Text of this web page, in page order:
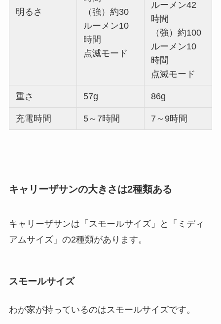
明るさ
（強）約30
ルーメン10
時間
点滅モード
ルーメン42
時間
（強）約100
ルーメン10
時間
点滅モード
重さ 57g 86g
充電時間 5～7時間 7～9時間
キャリーザサンの大きさは2種類ある
キャリーザサンは「スモールサイズ」と「ミディ
アムサイズ」の2種類があります。
スモールサイズ
わが家が持っているのはスモールサイズです。